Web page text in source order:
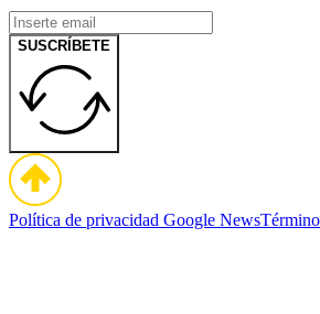
SUSCRÍBETE
Política de privacidad Google News